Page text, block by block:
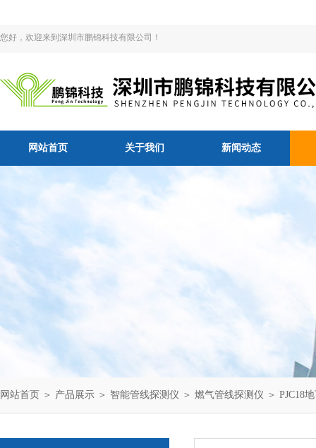
您好，欢迎来到深圳市鹏锦科技有限公司！
网站首页 关于我们 新闻动态
网站首页 ＞ 产品展示 ＞ 智能管线探测仪 ＞ 燃气管线探测仪 ＞ PJC18